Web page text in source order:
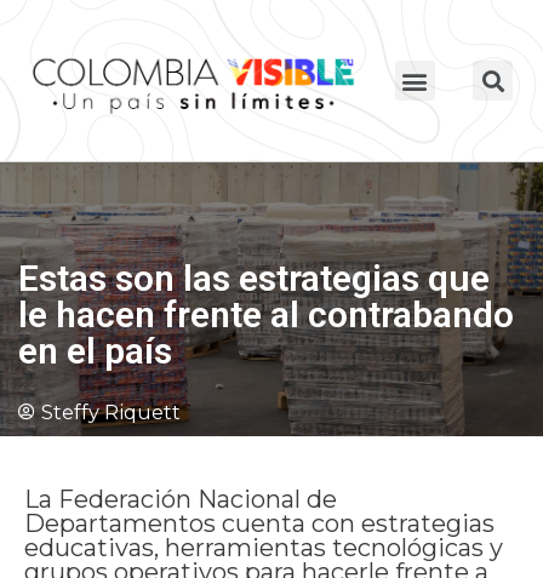
Estas son las estrategias que
le hacen frente al contrabando
en el país
Steffy Riquett
La Federación Nacional de
Departamentos cuenta con estrategias
educativas, herramientas tecnológicas y
grupos operativos para hacerle frente a